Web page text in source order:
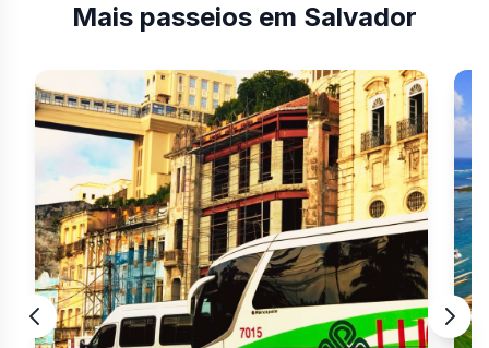
Mais passeios em Salvador